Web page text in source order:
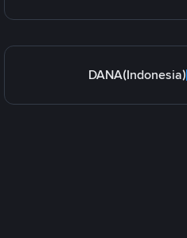
DANA(Indonesia)